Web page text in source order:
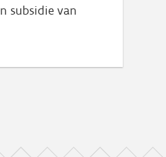
subsidie van